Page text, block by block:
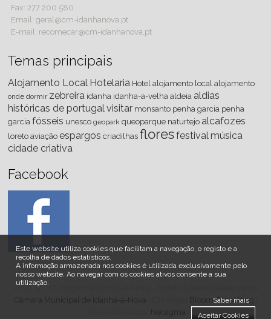
Este website utiliza cookies que facilitam a navegação, o registo e a
recolha de dados estatísticos.
A informação armazenada nos cookies é utilizada exclusivamente pelo
nosso website.Ao navegar com os cookies ativos consente a sua
utilização.
Saber mais
Aceitar Cookies
Fax: 277 200 580
Email: geral@cm-idanhanova.pt
E-mail: recomecar@cm-idanhanova.pt
Temas principais
Alojamento Local Hotelaria Hotel alojamento local alojamento
onde dormir zebreira idanha idanha-a-velha aldeia aldias
históricas de portugalvisitar monsanto penha garcia penha
garcia fósseis unesco geopark queoparque naturtejo alcafozes
loreto aviação espargos criadilhas floresfestivalmúsica
cidade criativa
Facebook
2026 © - Município de Idanha-a-Nova - Todos os direitos Reservados
Bloom Consulting